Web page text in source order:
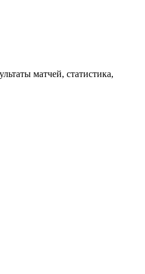
матчей, статистика,